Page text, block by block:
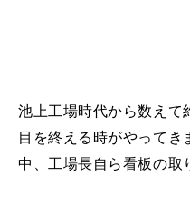
池上工場時代から数えて
目を終える時がやってき
中、 工場長自ら看板の取